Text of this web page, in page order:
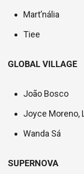
Mart’nália
Tiee
GLOBAL VILLAGE
João Bosco
Joyce Moreno,
Wanda Sá
SUPERNOVA